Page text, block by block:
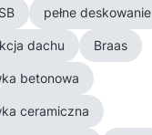
pełne deskowanie
dachu Braas
betonowa
ceramiczna